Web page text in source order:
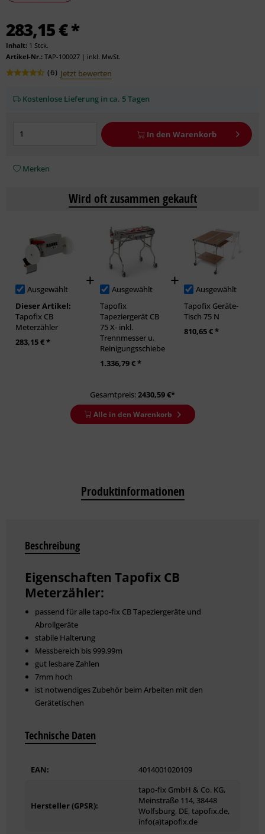
283,15 € *
Inhalt: 1 Stck.
Artikel-Nr.: TAP-100027 | inkl. MwSt.
(6) Jetzt bewerten
Kostenlose Lieferung in ca. 5 Tagen
In den Warenkorb
Merken
Wird oft zusammen gekauft
Ausgewählt
Dieser Artikel:
Tapofix CB
Meterzähler
283,15 € *
Ausgewählt
Tapofix
Tapeziergerät CB
75 X- inkl.
Trennmesser u.
Reinigungsschieber
1.336,79 € *
Ausgewählt
Tapofix Geräte-
Tisch 75 N
810,65 € *
Gesamtpreis: 2430,59€*
Alle in den Warenkorb
Produktinformationen
Beschreibung
Eigenschaften Tapofix CB
Meterzähler:
passend für alle tapo-fix CB Tapeziergeräte und
Abrollgeräte
stabile Halterung
Messbereich bis 999,99m
gut lesbare Zahlen
7mm hoch
ist notwendiges Zubehör beim Arbeiten mit den
Gerätetischen
Technische Daten
EAN: 4014001020109
Hersteller (GPSR):
tapo-fix GmbH & Co. KG,
Meinstraße 114, 38448
Wolfsburg, DE, tapofix.de,
info(a)tapofix.de